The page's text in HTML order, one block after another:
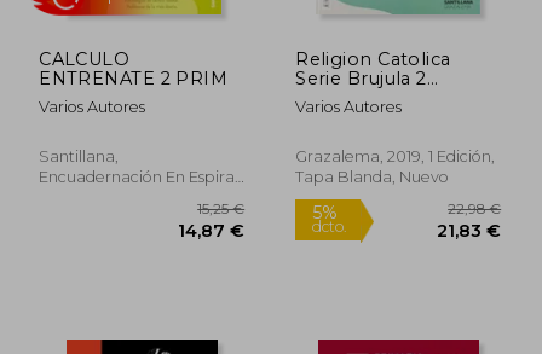
Rápido
CALCULO
ENTRENATE 2 PRIM
Varios Autores
Santillana,
Encuadernación En Espiral,
Religion Catolica
Serie Brujula 2
Primaria
Varios Autores
Grazalema, 2019, 1 Edición,
Tapa Blanda, Nuevo